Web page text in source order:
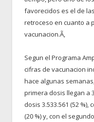
favorecidos es el de
retroceso en cuanto a
vacunacion.Ã‚
Segun el Programa
cifras de vacunacion
hace algunas
primera dosis llegan a
dosis 3.533.561 (52
(20 %) y, con el